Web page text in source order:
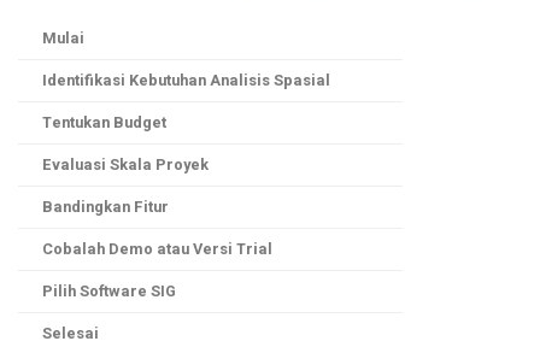
Mulai
Identifikasi Kebutuhan Analisis Spasial
Tentukan Budget
Evaluasi Skala Proyek
Bandingkan Fitur
Cobalah Demo atau Versi Trial
Pilih Software SIG
Selesai